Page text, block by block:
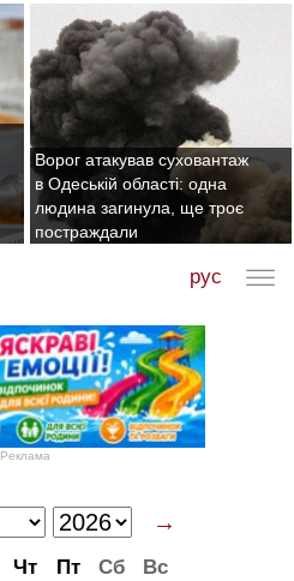
Ворог атакував суховантаж
в Одеській області: одна
людина загинула, ще троє
постраждали
рус
Реклама
→
Чт Пт Сб
Вс